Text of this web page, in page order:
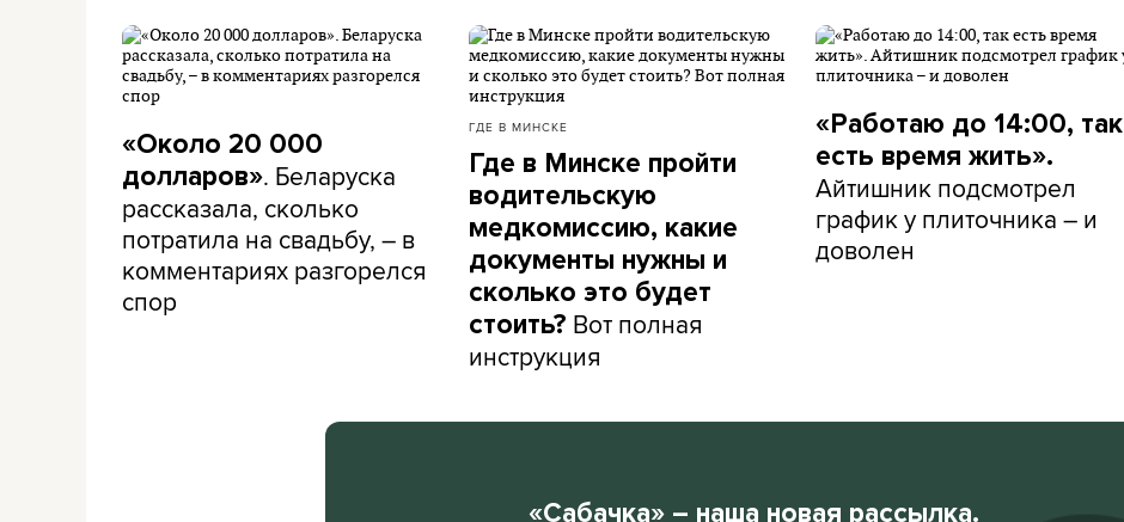
«Около 20 000
долларов». Беларуска
рассказала, сколько
потратила на свадьбу, – в
комментариях разгорелся
спор
ГДЕ В МИНСКЕ
Где в Минске пройти
водительскую
медкомиссию, какие
документы нужны и
сколько это будет
стоить? Вот полная
инструкция
«Работаю до 14:00, так
есть время жить».
Айтишник подсмотрел
график у плиточника – и
доволен
«Сабачка» – наша новая рассылка.